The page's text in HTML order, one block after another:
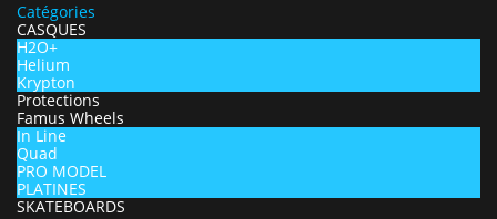
Catégories
CASQUES
H2O+
Helium
Krypton
Protections
Famus Wheels
In Line
Quad
PRO MODEL
PLATINES
SKATEBOARDS